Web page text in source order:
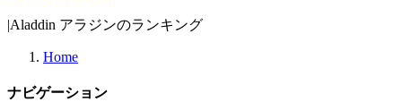
|Aladdin アラジンのランキング
Home
ナビゲーション